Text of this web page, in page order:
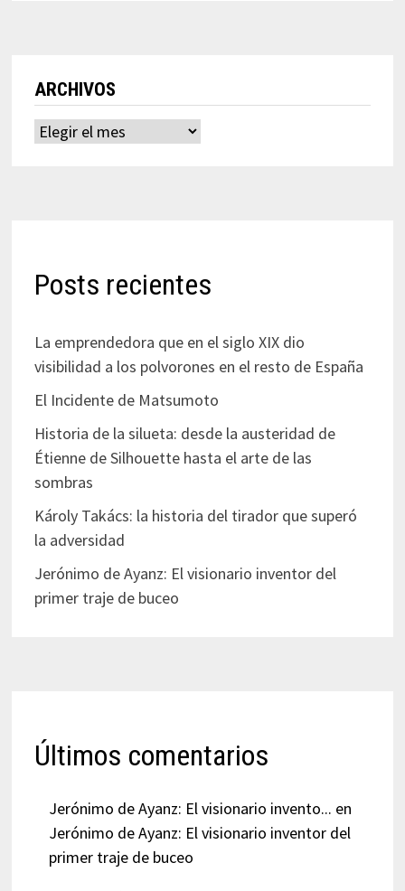
ARCHIVOS
Archivos
Posts recientes
La emprendedora que en el siglo XIX dio
visibilidad a los polvorones en el resto de España
El Incidente de Matsumoto
Historia de la silueta: desde la austeridad de
Étienne de Silhouette hasta el arte de las
sombras
Károly Takács: la historia del tirador que superó
la adversidad
Jerónimo de Ayanz: El visionario inventor del
primer traje de buceo
Últimos comentarios
Jerónimo de Ayanz: El visionario invento... en
Jerónimo de Ayanz: El visionario inventor del
primer traje de buceo